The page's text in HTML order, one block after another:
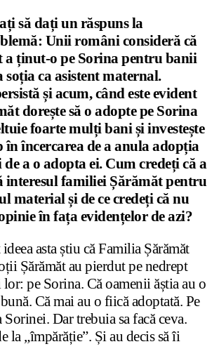
să dați un răspuns la
Unii români consideră că
ținut-o pe Sorina pentru banii
soția ca asistent maternal.
și acum, când este evident
dorește să o adopte pe Sorina
foarte mulți bani și investește
încercarea de a anula adopția
a o adopta ei. Cum credeți că a
interesul familiei Șărămăt pentru
material și de ce credeți că nu
în fața evidențelor de azi?
asta știu că Familia Șărămăt
Șărămăt au pierdut pe nedrept
pe Sorina. Că oamenii ăștia au o
Că mai au o fiică adoptată. Pe
Sorinei. Dar trebuia sa facă ceva.
la „împărăție”. Și au decis să îi